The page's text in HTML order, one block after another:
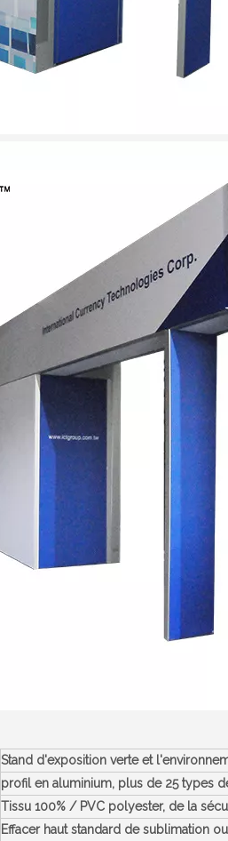
Stand d'exposition verte et
profil en aluminium, plus de 25 types
Tissu 100% / PVC polyester, de la
Effacer haut standard de sublimation